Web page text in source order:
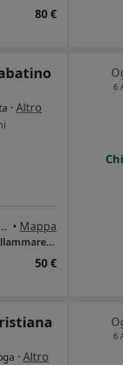
80 €
· Altro
32, Castellammare di Stabia • Mappa
Spazio Tea, Dott.ssa Anna Sabatino, Castellammare di Stabia
50 €
6
· Altro
6